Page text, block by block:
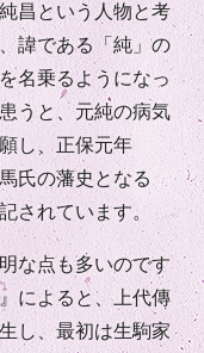
昌という人物と考
諱である「純」の
名乗るようになっ
うと、元純の病気
し、正保元年
氏の藩史となる
されています。
な点も多いのです
によると、上代傳
し、最初は生駒家